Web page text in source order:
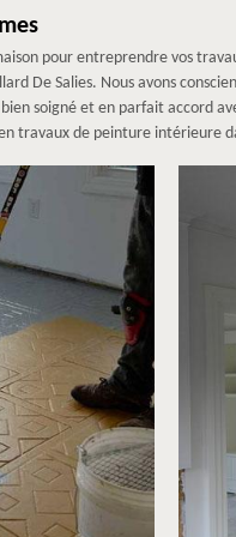
pour entreprendre vos
De Salies. Nous avons
soigné et en parfait accord
travaux de peinture intérieure